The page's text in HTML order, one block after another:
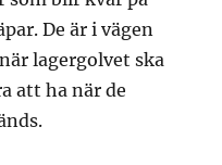
De är i vägen
lagergolvet ska
att ha när de